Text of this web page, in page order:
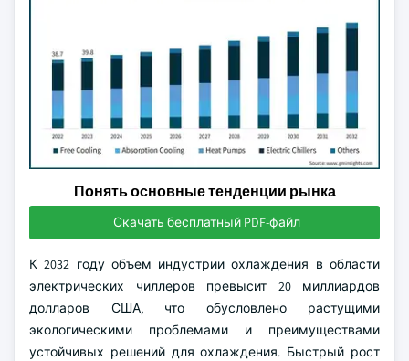
Понять основные тенденции рынка
Скачать бесплатный PDF-файл
К 2032 году объем индустрии охлаждения в области
электрических чиллеров превысит 20 миллиардов
долларов США, что обусловлено растущими
экологическими проблемами и преимуществами
устойчивых решений для охлаждения. Быстрый рост